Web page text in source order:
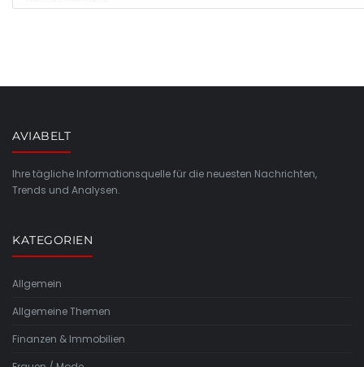
AVIABELT
Ihre tägliche Informationsquelle für die neuesten Nachrichten,
Trends und Analysen.
KATEGORIEN
Allgemein
Allgemeine Themen
Finanzen & Immobilien